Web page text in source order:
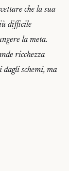
che la sua
difficile
la meta.
ricchezza
schemi, ma